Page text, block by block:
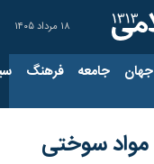
۱۸ مرداد ۱۴۰۵
جهان جامعه فرهنگ
مواد سوختی